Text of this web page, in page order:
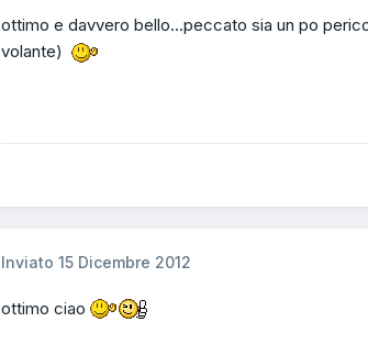
ottimo e davvero bello...peccato sia un po
volante)
Inviato 15 Dicembre 2012
ottimo ciao